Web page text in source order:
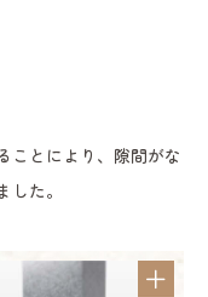
ことにより、隙間がな
た。